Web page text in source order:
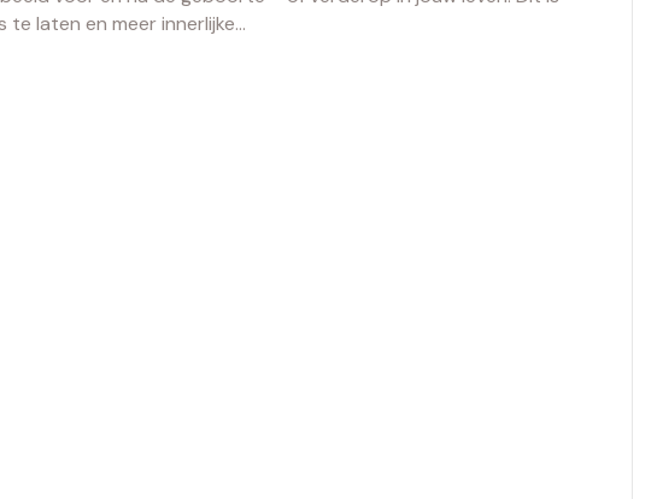
te laten en meer innerlijke…